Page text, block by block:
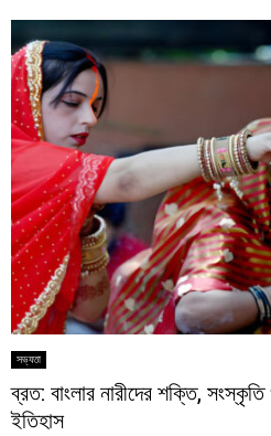
সভ্যতা
ব্রত: বাংলার নারীদের শক্তি,
ইতিহাস